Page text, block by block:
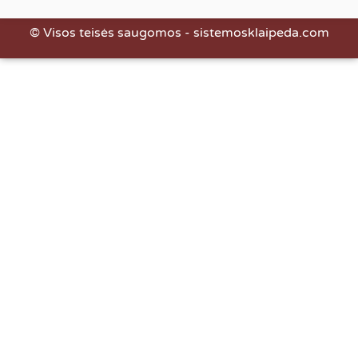
© Visos teisės saugomos - sistemosklaipeda.com